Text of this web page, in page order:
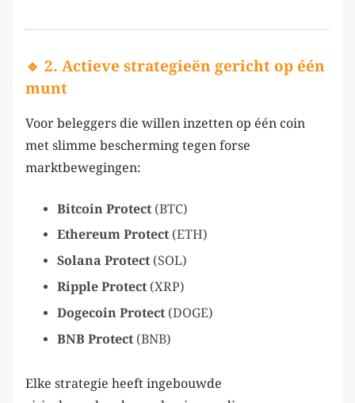
🔹 2. Actieve strategieën gericht op één
munt
Voor beleggers die willen inzetten op één coin
met slimme bescherming tegen forse
marktbewegingen:
Bitcoin Protect (BTC)
Ethereum Protect (ETH)
Solana Protect (SOL)
Ripple Protect (XRP)
Dogecoin Protect (DOGE)
BNB Protect (BNB)
Elke strategie heeft ingebouwde